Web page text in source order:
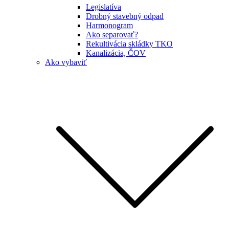
Legislatíva
Drobný stavebný odpad
Harmonogram
Ako separovať?
Rekultivácia skládky TKO
Kanalizácia, ČOV
Ako vybaviť